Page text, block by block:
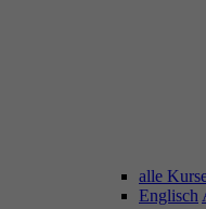
alle
Englisch